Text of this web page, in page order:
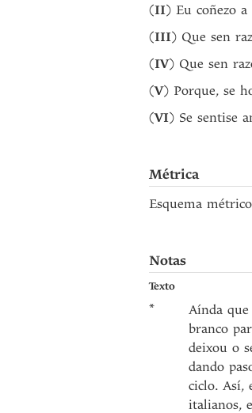
(II) Eu coñezo
(III) Que sen
(IV) Que sen
(V) Porque, se
(VI) Se sentise
Métrica
Esquema
Notas
Texto
*
Aínda
branco
deixou o
dando
ciclo. Así,
italianos,